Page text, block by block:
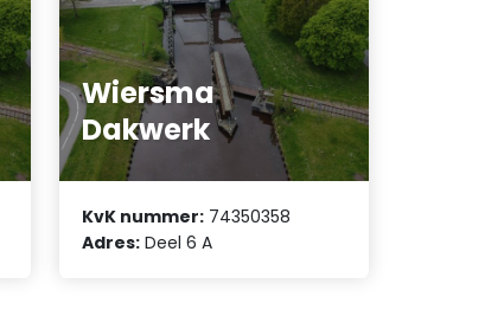
Wiersma
Dakwerk
KvK nummer: 74350358
Adres: Deel 6 A